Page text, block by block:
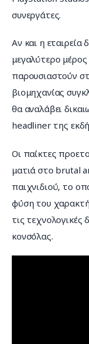
συνεργάτες.
Αν και η εταιρεία
μεγαλύτερο
παρουσιαστούν
βιομηχανίας
θα αναλάβει
headliner της
Οι παίκτες
ματιά στο brutal
παιχνιδιού, το
φύση του
τις
κονσόλας.